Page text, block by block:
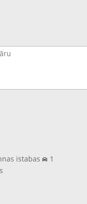
istabas 1